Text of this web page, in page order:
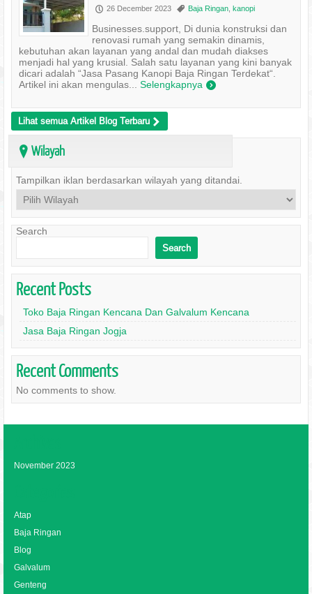
P 26 December 2023 , Baja Ringan, kanopi
Businesses.support, Di dunia konstruksi dan
renovasi rumah yang semakin dinamis,
kebutuhan akan layanan yang andal dan mudah diakses
menjadi hal yang krusial. Salah satu layanan yang kini banyak
dicari adalah “Jasa Pasang Kanopi Baja Ringan Terdekat“.
Artikel ini akan mengulas... Selengkapnya )
Lihat semua Artikel Blog Terbaru >
? Wilayah
Tampilkan iklan berdasarkan wilayah yang ditandai.
Search
Search
Recent Posts
Toko Baja Ringan Kencana Dan Galvalum Kencana
Jasa Baja Ringan Jogja
Recent Comments
No comments to show.
November 2023
Atap
Baja Ringan
Blog
Galvalum
Genteng